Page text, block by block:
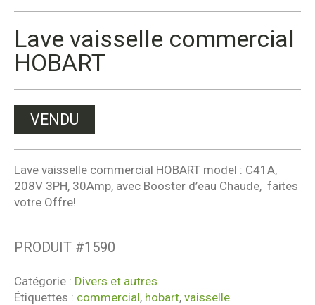
Lave vaisselle commercial
HOBART
VENDU
Lave vaisselle commercial HOBART model : C41A,
208V 3PH, 30Amp, avec Booster d’eau Chaude, faites
votre Offre!
PRODUIT #1590
Catégorie : Divers et autres
Étiquettes : commercial, hobart, vaisselle